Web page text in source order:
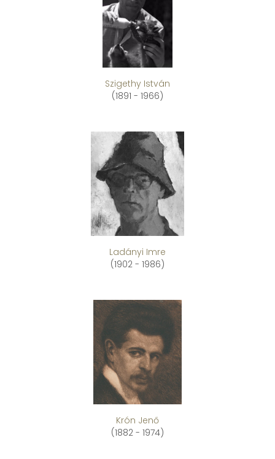
Szigethy István
(1891 - 1966)
Ladányi Imre
(1902 - 1986)
Krón Jenő
(1882 - 1974)